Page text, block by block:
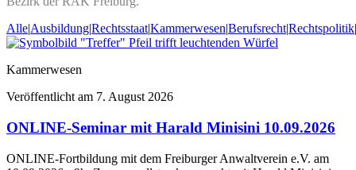
Alle|Ausbildung|Rechtsstaat|Kammerwesen|Berufsrecht|Rechtspolitik|
Kammerwesen
Veröffentlicht am 7. August 2026
ONLINE-Seminar mit Harald Minisini 10.09.2026
ONLINE-Fortbildung mit dem Freiburger Anwaltverein e.V. am